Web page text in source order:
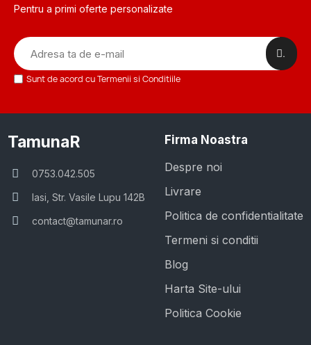
Pentru a primi oferte personalizate
.
Sunt de acord cu Termenii si Conditiile
TamunaR
0753.042.505
Iasi, Str. Vasile Lupu 142B
contact@tamunar.ro
Firma Noastra
Despre noi
Livrare
Politica de confidentialitate
Termeni si conditii
Blog
Harta Site-ului
Politica Cookie